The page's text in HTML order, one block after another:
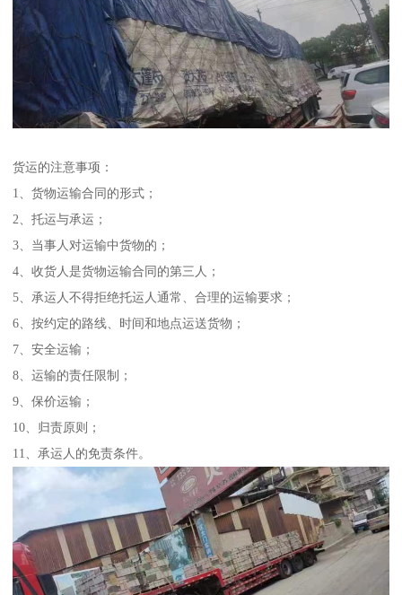
货运的注意事项：
1、货物运输合同的形式；
2、托运与承运；
3、当事人对运输中货物的；
4、收货人是货物运输合同的第三人；
5、承运人不得拒绝托运人通常、合理的运输要求；
6、按约定的路线、时间和地点运送货物；
7、安全运输；
8、运输的责任限制；
9、保价运输；
10、归责原则；
11、承运人的免责条件。